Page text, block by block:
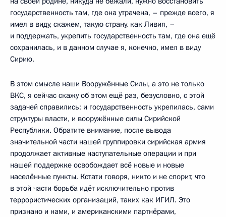
государственность там, где она утрачена, – прежде всего, я
имел в виду, скажем, такую страну, как Ливия, –
и поддержать, укрепить государственность там, где она ещё
сохранилась, и в данном случае я, конечно, имел в виду
Сирию.
В этом смысле наши Вооружённые Силы, а это не только
ВКС, я сейчас скажу об этом ещё раз, безусловно, с этой
задачей справились: и государственность укрепилась, сами
структуры власти, и вооружённые силы Сирийской
Республики. Обратите внимание, после вывода
значительной части нашей группировки сирийская армия
продолжает активные наступательные операции и при
нашей поддержке освобождает всё новые и новые
населённые пункты. Кстати говоря, никто и не спорит, что
в этой части борьба идёт исключительно против
террористических организаций, таких как ИГИЛ. Это
признано и нами, и американскими партнёрами,